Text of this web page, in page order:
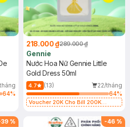
64%
218.000 ₫289.000 ₫
Gennie
Nước Hoa Nữ Gennie Little
Gold Dress 50ml
4.7 (13)
22/tháng
64%
Voucher 20K Cho Bill 200K
Gennie, Parision (SL có hạn)
39 % -46 %